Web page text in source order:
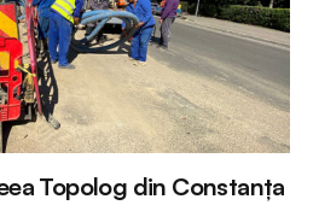
Topolog din Constanța